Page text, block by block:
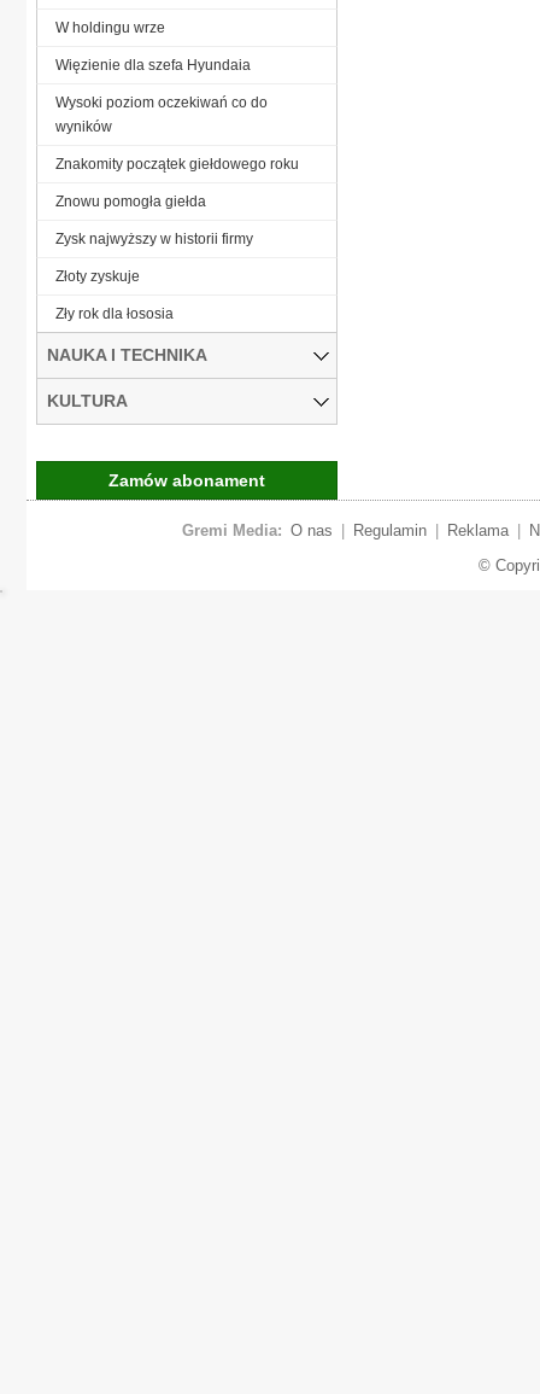
W holdingu wrze
Więzienie dla szefa Hyundaia
Wysoki poziom oczekiwań co do
wyników
Znakomity początek giełdowego roku
Znowu pomogła giełda
Zysk najwyższy w historii firmy
Złoty zyskuje
Zły rok dla łososia
NAUKA I TECHNIKA
KULTURA
Zamów abonament
Gremi Media: O nas Regulamin Reklama
©